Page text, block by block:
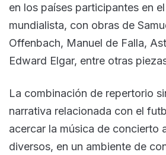
en los países participantes en
mundialista, con obras de
Offenbach, Manuel de Falla,
Edward Elgar, entre otras
La combinación de repertorio
narrativa relacionada con el
acercar la música de concierto
diversos, en un ambiente de